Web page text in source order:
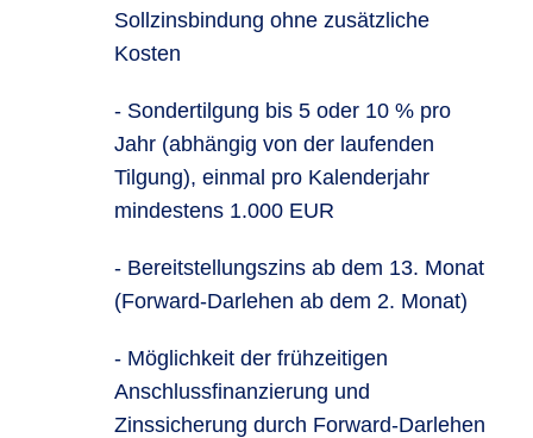
Sollzinsbindung ohne zusätzliche
Kosten
- Sondertilgung bis 5 oder 10 % pro
Jahr (abhängig von der laufenden
Tilgung), einmal pro Kalenderjahr
mindestens 1.000 EUR
- Bereitstellungszins ab dem 13. Monat
(Forward-Darlehen ab dem 2. Monat)
- Möglichkeit der frühzeitigen
Anschlussfinanzierung und
Zinssicherung durch Forward-Darlehen